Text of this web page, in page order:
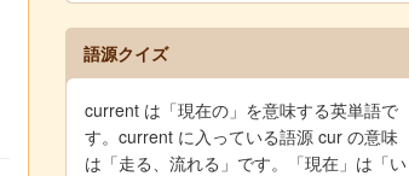
語源クイズ
current は「現在の」を意味する英単語で
す。current に入っている語源 cur の意味
は「走る、流れる」です。「現在」は「い